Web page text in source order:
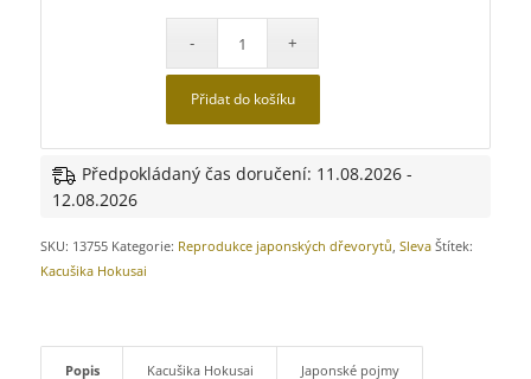
1
400 Kč
Přidat do košíku
Předpokládaný čas doručení: 11.08.2026 -
12.08.2026
SKU: 13755 Kategorie: Reprodukce japonských dřevorytů, Sleva Štítek:
Kacušika Hokusai
Popis Kacušika Hokusai Japonské pojmy